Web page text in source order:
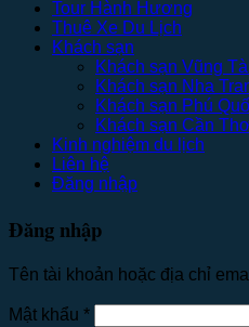
Tour Hành Hương
Thuê Xe Du Lịch
Khách sạn
Khách sạn Vũng
Khách sạn Nha
Khách sạn Phú
Khách sạn Cần Thơ
Kinh nghiệm du lịch
Liên hệ
Đăng nhập
Đăng nhập
Tên tài khoản hoặc địa chỉ
Mật khẩu *